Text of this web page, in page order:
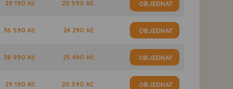
29 190 Kč 20 590 Kč OBJEDNAT
36 590 Kč 24 290 Kč OBJEDNAT
38 990 Kč 25 490 Kč OBJEDNAT
29 190 Kč 20 590 Kč OBJEDNAT